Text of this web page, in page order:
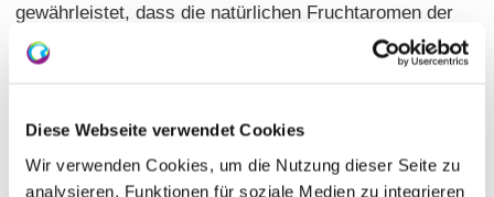
Diese Webseite verwendet Cookies
Wir verwenden Cookies, um die Nutzung dieser Seite zu
analysieren, Funktionen für soziale Medien zu integrieren
gewährleistet, dass die natürlichen Fruchtaromen der
Weine im Gelee erhalten bleiben.
Start in den Tag. Beim Snack zwischendurch finden sich